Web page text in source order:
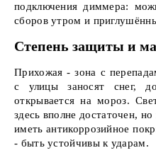
подключения диммера:
сборов утром и
Степень защиты и
Прихожая - зона с
с улицы заносят снег,
открывается на мороз.
здесь вполне достаточен,
иметь антикоррозийное
- быть устойчивы к ударам.